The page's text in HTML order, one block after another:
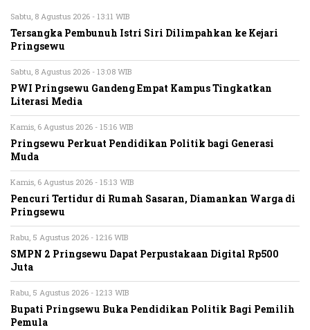
Sabtu, 8 Agustus 2026 - 13:11 WIB
Tersangka Pembunuh Istri Siri Dilimpahkan ke Kejari
Pringsewu
Sabtu, 8 Agustus 2026 - 13:08 WIB
PWI Pringsewu Gandeng Empat Kampus Tingkatkan
Literasi Media
Kamis, 6 Agustus 2026 - 15:16 WIB
Pringsewu Perkuat Pendidikan Politik bagi Generasi
Muda
Kamis, 6 Agustus 2026 - 15:13 WIB
Pencuri Tertidur di Rumah Sasaran, Diamankan Warga di
Pringsewu
Rabu, 5 Agustus 2026 - 12:16 WIB
SMPN 2 Pringsewu Dapat Perpustakaan Digital Rp500
Juta
Rabu, 5 Agustus 2026 - 12:13 WIB
Bupati Pringsewu Buka Pendidikan Politik Bagi Pemilih
Pemula